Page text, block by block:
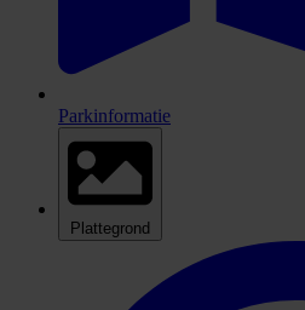
Parkinformatie
Plattegrond